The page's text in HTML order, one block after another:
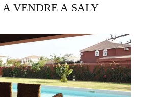
VENDRE A SALY